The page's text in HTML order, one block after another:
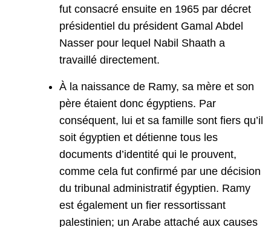
fut consacré ensuite en 1965 par décret
présidentiel du président Gamal Abdel
Nasser pour lequel Nabil Shaath a
travaillé directement.
À la naissance de Ramy, sa mère et son
père étaient donc égyptiens. Par
conséquent, lui et sa famille sont fiers qu’il
soit égyptien et détienne tous les
documents d’identité qui le prouvent,
comme cela fut confirmé par une décision
du tribunal administratif égyptien. Ramy
est également un fier ressortissant
palestinien; un Arabe attaché aux causes